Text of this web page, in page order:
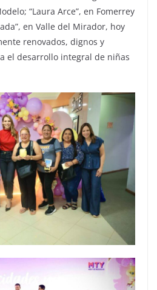
“Laura Arce”, en Fomerrey
en Valle del Mirador, hoy
renovados, dignos y
el desarrollo integral de niñas